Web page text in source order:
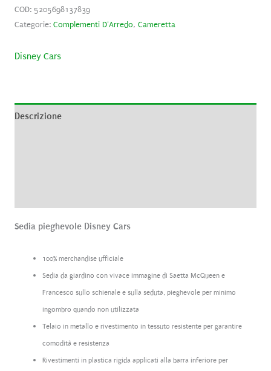
COD: 5205698137839
Categorie: Complementi D'Arredo, Cameretta
Disney Cars
Descrizione
Sedia pieghevole Disney Cars
100% merchandise ufficiale
Sedia da giardino con vivace immagine di Saetta McQueen e
Francesco sullo schienale e sulla seduta, pieghevole per minimo
ingombro quando non utilizzata
Telaio in metallo e rivestimento in tessuto resistente per garantire
comodità e resistenza
Rivestimenti in plastica rigida applicati alla barra inferiore per